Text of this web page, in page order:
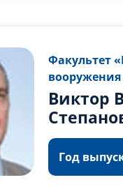
Факультет
вооружения
Виктор
Год